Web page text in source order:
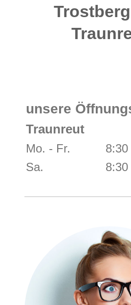
unsere
Traunreut
Mo. - Fr.
Sa.